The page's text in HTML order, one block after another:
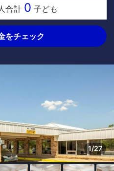
合計 0 子ども
をチェック
1/27